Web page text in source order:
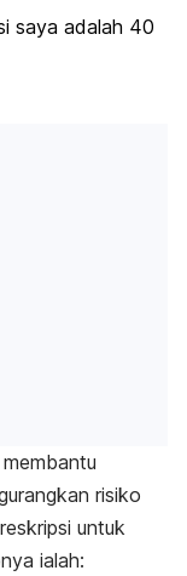
saya adalah 40
risiko
untuk
ialah: